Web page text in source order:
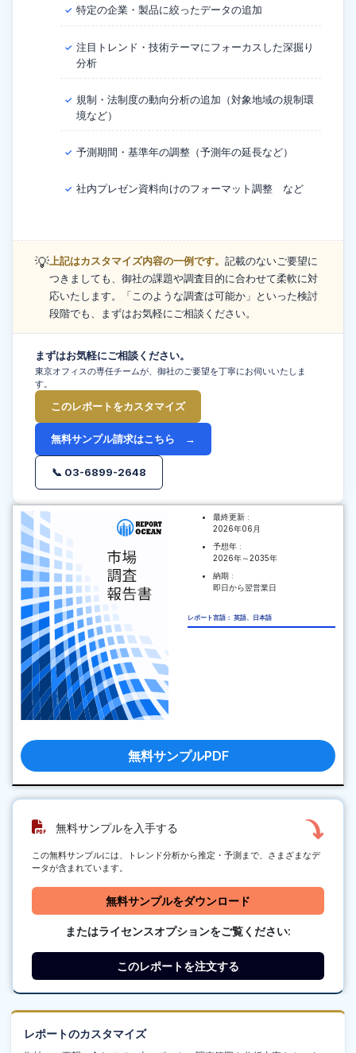
✓ 特定の企業・製品に絞ったデータの追加
✓ 注目トレンド・技術テーマにフォーカスした深掘り
分析
✓ 規制・法制度の動向分析の追加（対象地域の規制環
境など）
✓ 予測期間・基準年の調整（予測年の延長など）
✓ 社内プレゼン資料向けのフォーマット調整 など
💡上記はカスタマイズ内容の一例です。 記載のないご要望に
つきましても、御社の課題や調査目的に合わせて柔軟に対
応いたします。「このような調査は可能か」といった検討
段階でも、まずはお気軽にご相談ください。
まずはお気軽にご相談ください。
東京オフィスの専任チームが、御社のご要望を丁寧にお伺いいたしま
す。
このレポートをカスタマイズ
無料サンプル請求はこちら →
📞 03-6899-2648
最終更新 :
2026年06月
予想年 :
2026年～2035年
納期 :
即日から翌営業日
レポート言語： 英語、日本語
無料サンプルPDF
無料サンプルを入手する
この無料サンプルには、トレンド分析から推定・予測まで、さまざまなデ
ータが含まれています。
無料サンプルをダウンロード
またはライセンスオプションをご覧ください:
このレポートを注文する
レポートのカスタマイズ